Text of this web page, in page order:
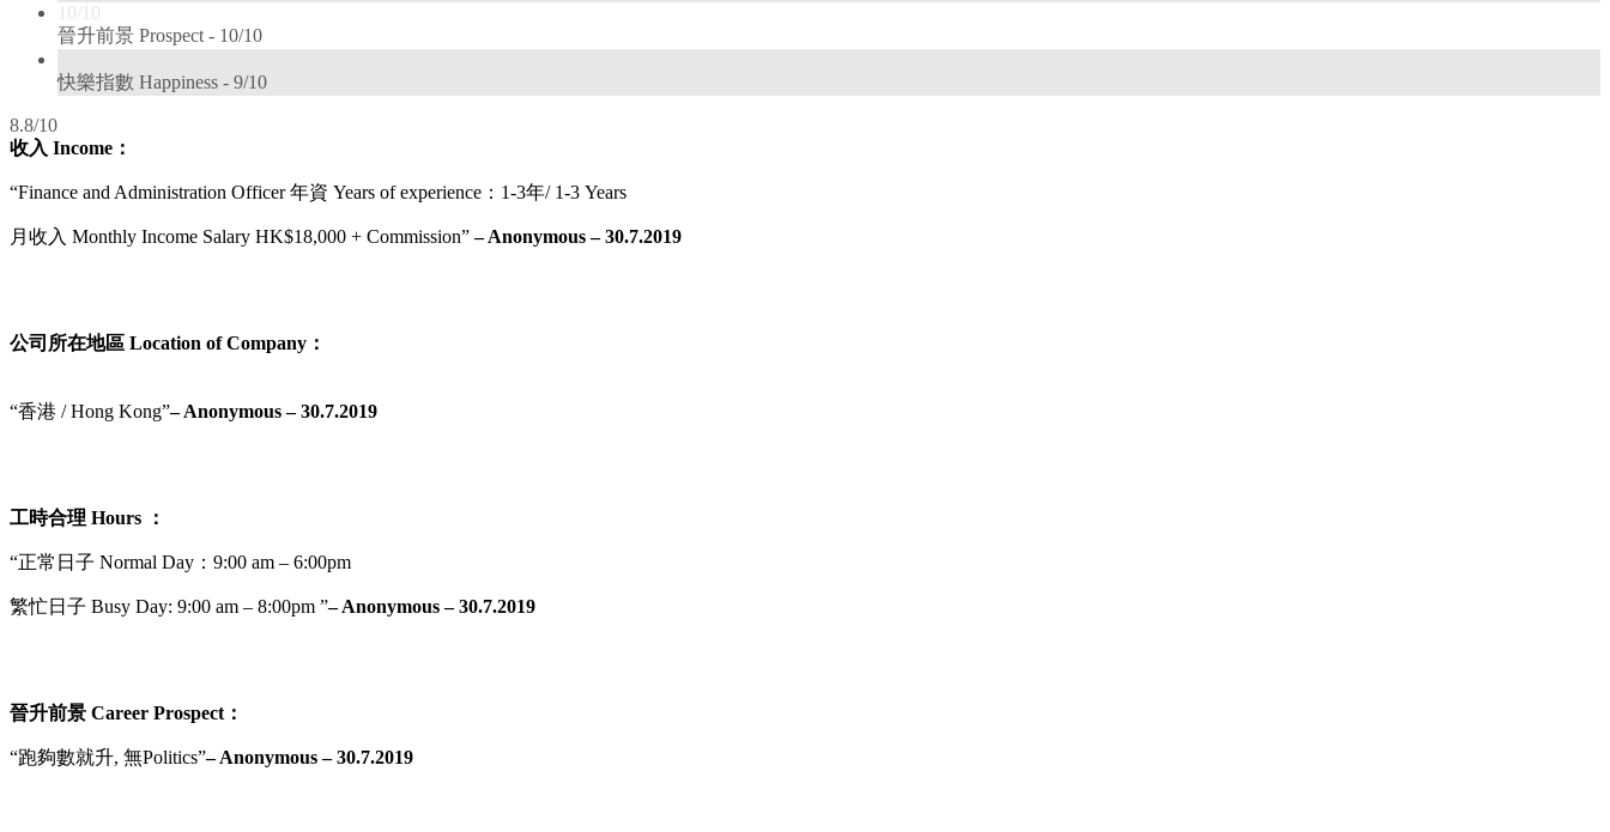
10/10
晉升前景 Prospect - 10/10
快樂指數 Happiness - 9/10
8.8/10
收入 Income：
“Finance and Administration Officer 年資 Years of experience：1-3年/ 1-3 Years
月收入 Monthly Income Salary HK$18,000 + Commission”– Anonymous – 30.7.2019
公司所在地區 Location of Company：
“香港 / Hong Kong”– Anonymous – 30.7.2019
工時合理 Hours ：
“正常日子 Normal Day：9:00 am – 6:00pm
繁忙日子 Busy Day: 9:00 am – 8:00pm ”– Anonymous – 30.7.2019
晉升前景 Career Prospect：
“跑夠數就升, 無Politics”– Anonymous – 30.7.2019